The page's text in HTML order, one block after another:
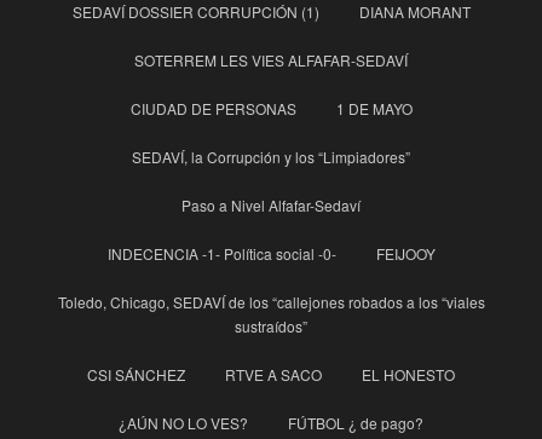
SEDAVÍ DOSSIER CORRUPCIÓN (1) DIANA MORANT
SOTERREM LES VIES ALFAFAR-SEDAVÍ
CIUDAD DE PERSONAS 1 DE MAYO
SEDAVÍ, la Corrupción y los “Limpiadores”
Paso a Nivel Alfafar-Sedaví
INDECENCIA -1- Política social -0- FEIJOOY
Toledo, Chicago, SEDAVÍ de los “callejones robados a los “viales
sustraídos”
CSI SÁNCHEZ RTVE A SACO EL HONESTO
¿AÚN NO LO VES? FÚTBOL ¿ de pago?